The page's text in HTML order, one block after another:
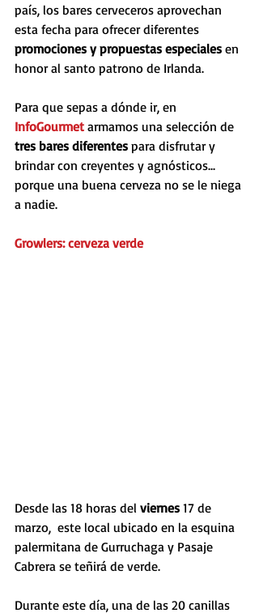
país, los bares cerveceros aprovechan
esta fecha para ofrecer diferentes
promociones y propuestas especiales en
honor al santo patrono de Irlanda.
Para que sepas a dónde ir, en
InfoGourmet armamos una selección de
tres bares diferentes para disfrutar y
brindar con creyentes y agnósticos...
porque una buena cerveza no se le niega
a nadie.
Growlers: cerveza verde
Desde las 18 horas del viernes 17 de
marzo,  este local ubicado en la esquina
palermitana de Gurruchaga y Pasaje
Cabrera se teñirá de verde.
Durante este día, una de las 20 canillas